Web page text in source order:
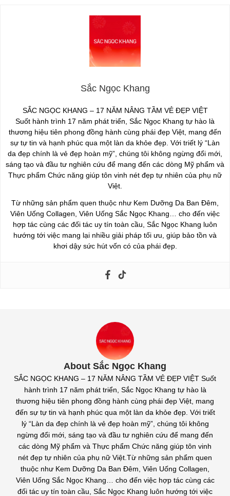
Sắc Ngọc Khang
SẮC NGỌC KHANG – 17 NĂM NÂNG TẦM VẺ ĐẸP VIỆT
Suốt hành trình 17 năm phát triển, Sắc Ngọc Khang tự hào là
thương hiệu tiên phong đồng hành cùng phái đẹp Việt, mang đến
sự tự tin và hạnh phúc qua một làn da khỏe đẹp. Với triết lý “Làn
da đẹp chính là vẻ đẹp hoàn mỹ”, chúng tôi không ngừng đổi mới,
sáng tạo và đầu tư nghiên cứu để mang đến các dòng Mỹ phẩm và
Thực phẩm Chức năng giúp tôn vinh nét đẹp tự nhiên của phụ nữ
Việt.
Từ những sản phẩm quen thuộc như Kem Dưỡng Da Ban Đêm,
Viên Uống Collagen, Viên Uống Sắc Ngọc Khang… cho đến việc
hợp tác cùng các đối tác uy tín toàn cầu, Sắc Ngọc Khang luôn
hướng tới việc mang lại nhiều giải pháp tối ưu, giúp bảo tồn và
khơi dậy sức hút vốn có của phái đẹp.
About Sắc Ngọc Khang
SẮC NGỌC KHANG – 17 NĂM NÂNG TẦM VẺ ĐẸP VIỆT Suốt
hành trình 17 năm phát triển, Sắc Ngọc Khang tự hào là
thương hiệu tiên phong đồng hành cùng phái đẹp Việt, mang
đến sự tự tin và hạnh phúc qua một làn da khỏe đẹp. Với triết
lý “Làn da đẹp chính là vẻ đẹp hoàn mỹ”, chúng tôi không
ngừng đổi mới, sáng tạo và đầu tư nghiên cứu để mang đến
các dòng Mỹ phẩm và Thực phẩm Chức năng giúp tôn vinh
nét đẹp tự nhiên của phụ nữ Việt.Từ những sản phẩm quen
thuộc như Kem Dưỡng Da Ban Đêm, Viên Uống Collagen,
Viên Uống Sắc Ngọc Khang… cho đến việc hợp tác cùng các
đối tác uy tín toàn cầu, Sắc Ngọc Khang luôn hướng tới việc